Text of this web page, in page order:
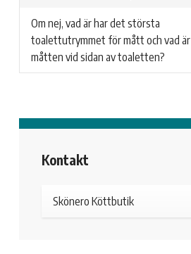
Kontakt
Skönero Köttbutik
Om nej, vad är har det största
toalettutrymmet för mått och vad är
måtten vid sidan av toaletten?